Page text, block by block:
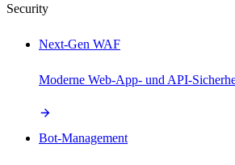
Security
Next-Gen WAF
Moderne Web-App- und API-
Bot-Management